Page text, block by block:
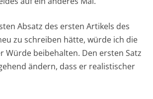
Absatz des ersten Artikels des
zu schreiben hätte, würde ich die
Würde beibehalten. Den ersten Satz
ändern, dass er realistischer